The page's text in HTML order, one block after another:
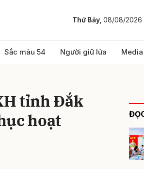
Thứ Bảy, 08/08/2026
Sắc màu 54 Người giữ lửa Media
tỉnh Đắk
hoạt